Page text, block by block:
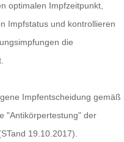
optimalen Impfzeitpunkt,
Impfstatus und kontrollieren
die
Impfentscheidung gemäß
"Antikörpertestung" der
19.10.2017).